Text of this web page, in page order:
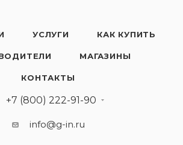
УСЛУГИ КАК КУПИТЬ
МАГАЗИНЫ
КОНТАКТЫ
+7 (800) 222-91-90
info@g-in.ru